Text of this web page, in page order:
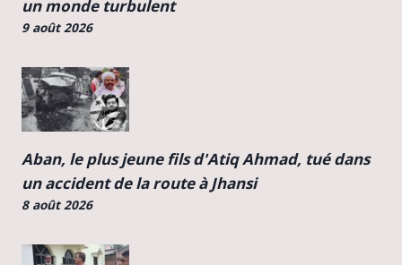
un monde turbulent
9 août 2026
Aban, le plus jeune fils d'Atiq Ahmad, tué dans
un accident de la route à Jhansi
8 août 2026